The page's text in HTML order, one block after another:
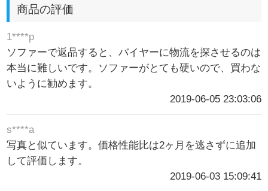
商品の評価
1****p
ソファーで返品すると、バイヤーに物流を探させるのは
本当に難しいです。ソファーがとても硬いので、買わな
いように勧めます。
2019-06-05 23:03:06
s****a
写真と似ています。価格性能比は2ヶ月を逃さずに追加
して評価します。
2019-06-03 15:09:41